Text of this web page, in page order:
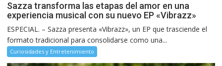
Sazza transforma las etapas del amor en una
experiencia musical con su nuevo EP «Vibrazz»
ESPECIAL. – Sazza presenta «Vibrazz», un EP que trasciende el
formato tradicional para consolidarse como una...
Curiosidades y Entretenimiento